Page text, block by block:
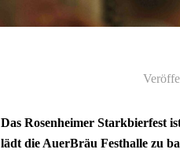
Das Rosenheimer Starkbierfest
lädt die AuerBräu Festhalle zu